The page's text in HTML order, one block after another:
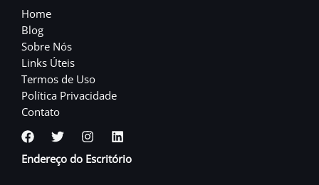
Home
Blog
Sobre Nós
Links Úteis
Termos de Uso
Política Privacidade
Contato
Endereço do Escritório